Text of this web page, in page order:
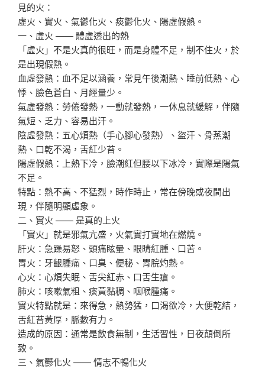
見的火：
虛火、實火、氣鬱化火、痰鬱化火、陽虛假熱。
一、虛火 —— 體虛透出的熱
「虛火」不是火真的很旺，而是身體不足，制不住火，於
是出現假熱。
血虛發熱：血不足以涵養，常見午後潮熱、睡前低熱、心
悸、臉色蒼白、月經量少。
氣虛發熱：勞倦發熱，一動就發熱，一休息就緩解，伴隨
氣短、乏力、容易出汗。
陰虛發熱：五心煩熱（手心腳心發熱）、盜汗、骨蒸潮
熱、口乾不渴，舌紅少苔。
陽虛假熱：上熱下冷，臉潮紅但腰以下冰冷，實際是陽氣
不足。
特點：熱不高、不猛烈，時作時止，常在傍晚或夜間出
現，伴隨明顯虛象。
二、實火 —— 是真的上火
「實火」就是邪氣亢盛，火氣實打實地在燃燒。
肝火：急躁易怒、頭痛眩暈、眼睛紅腫、口苦。
胃火：牙齦腫痛、口臭、便秘、胃脘灼熱。
心火：心煩失眠、舌尖紅赤、口舌生瘡。
肺火：咳嗽氣粗、痰黃黏稠、咽喉腫痛。
實火特點就是：來得急，熱勢猛，口渴欲冷，大便乾結，
舌紅苔黃厚，脈數有力。
造成的原因：通常是飲食無制，生活習性，日夜顛倒所
致。
三、氣鬱化火 —— 情志不暢化火